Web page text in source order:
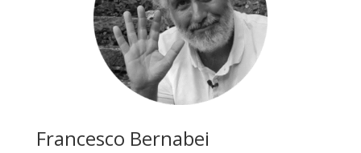
Francesco Bernabei